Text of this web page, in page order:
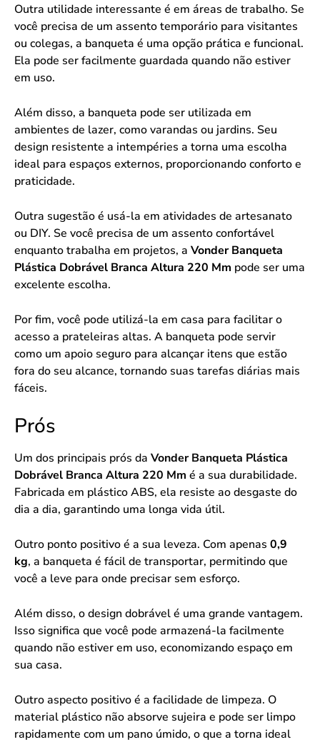
Outra utilidade interessante é em áreas de trabalho. Se
você precisa de um assento temporário para visitantes
ou colegas, a banqueta é uma opção prática e funcional.
Ela pode ser facilmente guardada quando não estiver
em uso.
Além disso, a banqueta pode ser utilizada em
ambientes de lazer, como varandas ou jardins. Seu
design resistente a intempéries a torna uma escolha
ideal para espaços externos, proporcionando conforto e
praticidade.
Outra sugestão é usá-la em atividades de artesanato
ou DIY. Se você precisa de um assento confortável
enquanto trabalha em projetos, a Vonder Banqueta
Plástica Dobrável Branca Altura 220 Mm pode ser uma
excelente escolha.
Por fim, você pode utilizá-la em casa para facilitar o
acesso a prateleiras altas. A banqueta pode servir
como um apoio seguro para alcançar itens que estão
fora do seu alcance, tornando suas tarefas diárias mais
fáceis.
Prós
Um dos principais prós da Vonder Banqueta Plástica
Dobrável Branca Altura 220 Mm é a sua durabilidade.
Fabricada em plástico ABS, ela resiste ao desgaste do
dia a dia, garantindo uma longa vida útil.
Outro ponto positivo é a sua leveza. Com apenas 0,9
kg, a banqueta é fácil de transportar, permitindo que
você a leve para onde precisar sem esforço.
Além disso, o design dobrável é uma grande vantagem.
Isso significa que você pode armazená-la facilmente
quando não estiver em uso, economizando espaço em
sua casa.
Outro aspecto positivo é a facilidade de limpeza. O
material plástico não absorve sujeira e pode ser limpo
rapidamente com um pano úmido, o que a torna ideal